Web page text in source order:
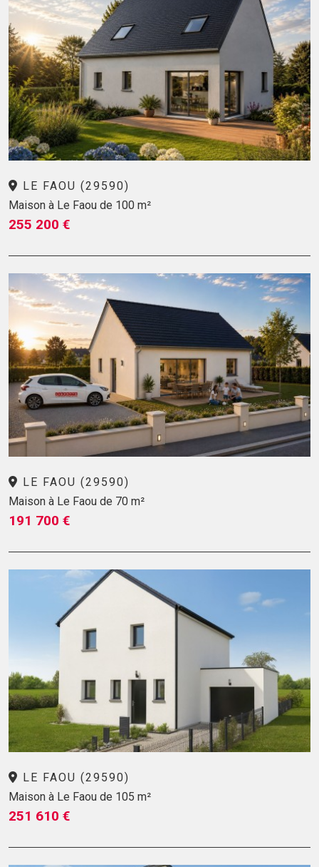
LE FAOU (29590)
Maison à Le Faou de 100 m²
255 200 €
LE FAOU (29590)
Maison à Le Faou de 70 m²
191 700 €
LE FAOU (29590)
Maison à Le Faou de 105 m²
251 610 €